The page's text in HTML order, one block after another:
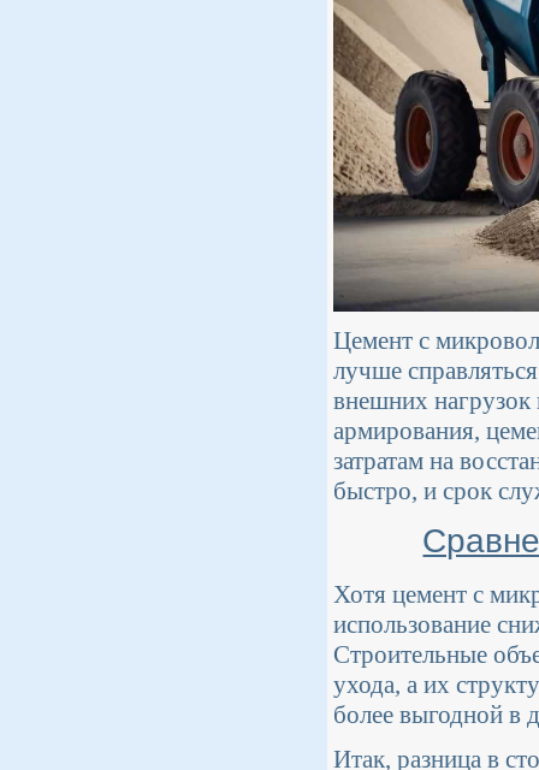
Цемент с
лучше
внешних
армирования,
затратам на
быстро, и срок
Хотя цемент с
использование
Строительные
ухода, а их
более выгодной в
Итак, разница в